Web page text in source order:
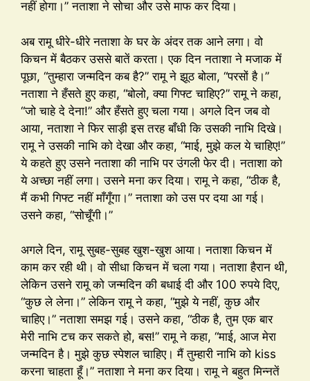
नहीं होगा।” नताशा ने सोचा और उसे माफ कर दिया।
अब रामू धीरे-धीरे नताशा के घर के अंदर तक आने लगा। वो
किचन में बैठकर उससे बातें करता। एक दिन नताशा ने मजाक में
पूछा, “तुम्हारा जन्मदिन कब है?” रामू ने झूठ बोला, “परसों है।”
नताशा ने हँसते हुए कहा, “बोलो, क्या गिफ्ट चाहिए?” रामू ने कहा,
“जो चाहे दे देना!” और हँसते हुए चला गया। अगले दिन जब वो
आया, नताशा ने फिर साड़ी इस तरह बाँधी कि उसकी नाभि दिखे।
रामू ने उसकी नाभि को देखा और कहा, “माई, मुझे कल ये चाहिए!”
ये कहते हुए उसने नताशा की नाभि पर उंगली फेर दी। नताशा को
ये अच्छा नहीं लगा। उसने मना कर दिया। रामू ने कहा, “ठीक है,
मैं कभी गिफ्ट नहीं माँगूँगा।” नताशा को उस पर दया आ गई।
उसने कहा, “सोचूँगी।”
अगले दिन, रामू सुबह-सुबह खुश-खुश आया। नताशा किचन में
काम कर रही थी। वो सीधा किचन में चला गया। नताशा हैरान थी,
लेकिन उसने रामू को जन्मदिन की बधाई दी और 100 रुपये दिए,
“कुछ ले लेना।” लेकिन रामू ने कहा, “मुझे ये नहीं, कुछ और
चाहिए।” नताशा समझ गई। उसने कहा, “ठीक है, तुम एक बार
मेरी नाभि टच कर सकते हो, बस!” रामू ने कहा, “माई, आज मेरा
जन्मदिन है। मुझे कुछ स्पेशल चाहिए। मैं तुम्हारी नाभि को kiss
करना चाहता हूँ।” नताशा ने मना कर दिया। रामू ने बहुत मिन्नतें